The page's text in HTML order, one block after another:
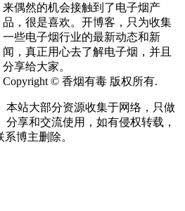
来偶然的机会接触到了电子烟产
品，很是喜欢。开博客，只为收集
一些电子烟行业的最新动态和新
闻，真正用心去了解电子烟，并且
分享给大家。
Copyright © 香烟有毒 版权所有.
本站大部分资源收集于网络，只做
分享和交流使用，如有侵权转载，
系博主删除。